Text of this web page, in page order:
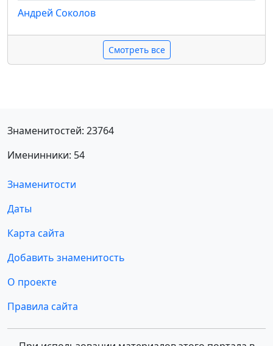
Андрей Соколов
Смотреть все
Знаменитостей: 23764
Именинники: 54
Знаменитости
Даты
Карта сайта
Добавить знаменитость
О проекте
Правила сайта